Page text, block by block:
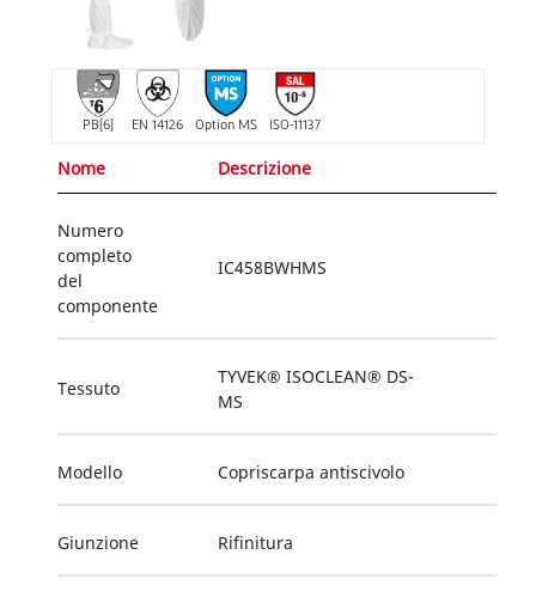
PB[6] EN 14126 Option MS ISO-11137
Nome Descrizione
Numero
completo
del
componente
IC458BWHMS
Tessuto
TYVEK® ISOCLEAN® DS-
MS
Modello Copriscarpa antiscivolo
Giunzione Rifinitura